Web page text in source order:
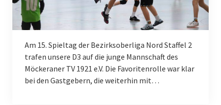
Am 15. Spieltag der Bezirksoberliga Nord Staffel 2
trafen unsere D3 auf die junge Mannschaft des
Möckeraner TV 1921 e.V. Die Favoritenrolle war klar
bei den Gastgebern, die weiterhin mit…